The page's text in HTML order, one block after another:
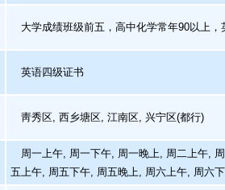
大学成绩班级前五，高中化学常年90以上
英语四级证书
靑秀区, 西乡塘区, 江南区, 兴宁区(都行)
周一上午, 周一下午, 周一晚上, 周二上午,
五上午, 周五下午, 周五晚上, 周六上午, 周六